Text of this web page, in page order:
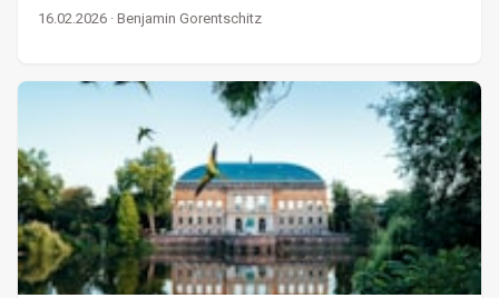
16.02.2026 · Benjamin Gorentschitz